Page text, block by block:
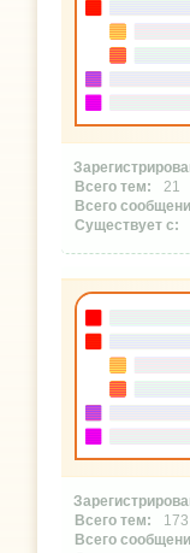
21
173